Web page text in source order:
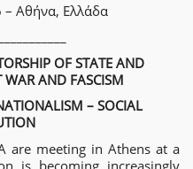
– Αθήνα, Ελλάδα
OF STATE AND
AND FASCISM
– SOCIAL
are meeting in Athens at a
is becoming increasingly